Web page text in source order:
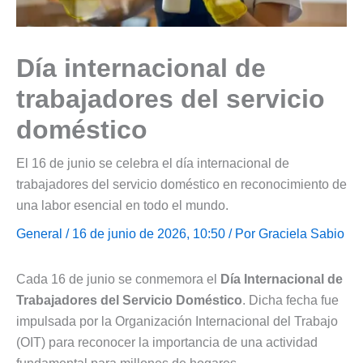
Día internacional de
trabajadores del servicio
doméstico
El 16 de junio se celebra el día internacional de
trabajadores del servicio doméstico en reconocimiento de
una labor esencial en todo el mundo.
General / 16 de junio de 2026, 10:50 / Por Graciela Sabio
Cada 16 de junio se conmemora el
Día Internacional de
Trabajadores del Servicio Doméstico. Dicha fecha fue
impulsada por la Organización Internacional del Trabajo
(OIT) para reconocer la importancia de una actividad